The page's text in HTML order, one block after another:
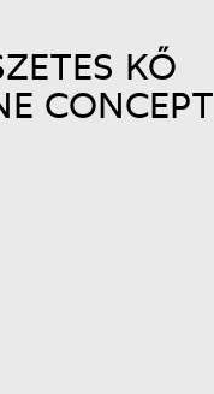
KŐ
CONCEPT